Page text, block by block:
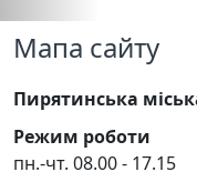
Мапа сайту
Пирятинська
Режим роботи
пн.-чт. 08.00 - 17.15